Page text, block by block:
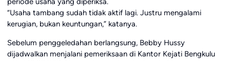
“Usaha tambang sudah tidak aktif lagi. Justru mengalami
kerugian, bukan keuntungan,” katanya.
Sebelum penggeledahan berlangsung, Bebby Hussy
dijadwalkan menjalani pemeriksaan di Kantor Kejati Bengkulu